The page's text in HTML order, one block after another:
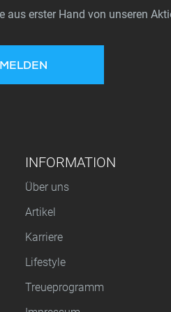
aus erster Hand von unseren
INFORMATION
Über uns
Artikel
Karriere
Lifestyle
Treueprogramm